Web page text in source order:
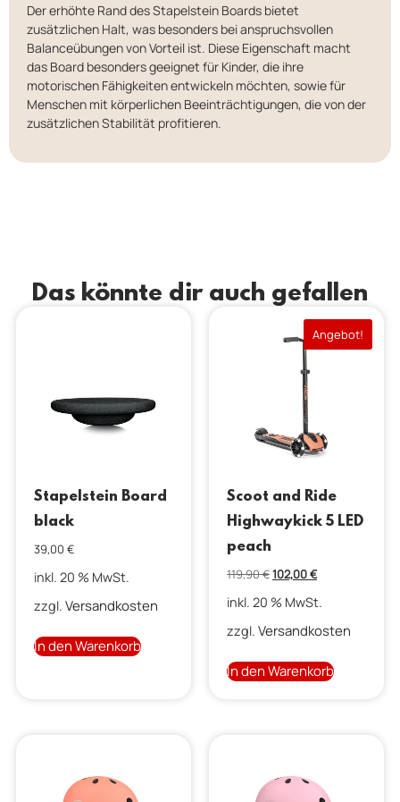
Der erhöhte Rand des Stapelstein Boards bietet
zusätzlichen Halt, was besonders bei anspruchsvollen
Balanceübungen von Vorteil ist. Diese Eigenschaft macht
das Board besonders geeignet für Kinder, die ihre
motorischen Fähigkeiten entwickeln möchten, sowie für
Menschen mit körperlichen Beeinträchtigungen, die von der
zusätzlichen Stabilität profitieren.
Das könnte dir auch gefallen
Stapelstein Board
black
39,00 €
inkl. 20 % MwSt.
zzgl. Versandkosten
In den Warenkorb
Angebot!
Scoot and Ride
Highwaykick 5 LED
peach
119,90€102,00€
inkl. 20 % MwSt.
zzgl. Versandkosten
In den Warenkorb